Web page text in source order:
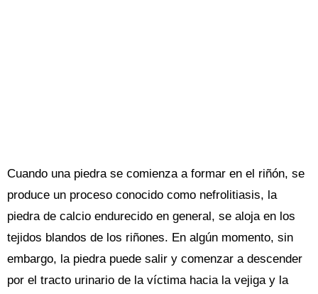
Cuando una piedra se comienza a formar en el riñón, se
produce un proceso conocido como nefrolitiasis, la
piedra de calcio endurecido en general, se aloja en los
tejidos blandos de los riñones. En algún momento, sin
embargo, la piedra puede salir y comenzar a descender
por el tracto urinario de la víctima hacia la vejiga y la